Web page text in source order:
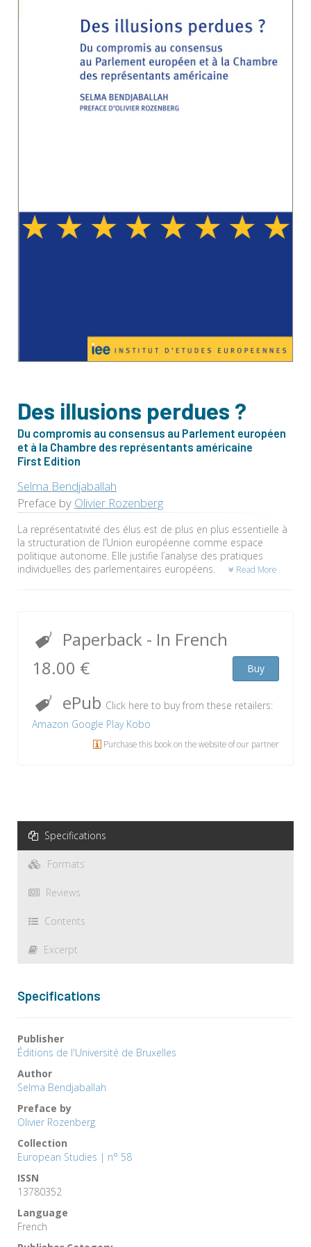
Des illusions perdues ?
Du compromis au consensus au Parlement européen
et à la Chambre des représentants américaine
First Edition
Selma Bendjaballah
Preface by Olivier Rozenberg
La représentativité des élus est de plus en plus essentielle à
la structuration de l’Union européenne comme espace
politique autonome. Elle justifie l’analyse des pratiques
individuelles des parlementaires européens.
Read More
Paperback - In French
18.00 €
Buy
ePub Click here to buy from these retailers:
Amazon Google Play Kobo
Purchase this book on the website of our partner
Specifications
Formats
Reviews
Contents
Excerpt
Specifications
Publisher
Éditions de l'Université de Bruxelles
Author
Selma Bendjaballah
Preface by
Olivier Rozenberg
Collection
European Studies | n° 58
ISSN
13780352
Language
French